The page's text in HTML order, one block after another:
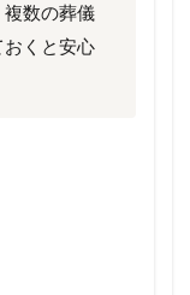
数の葬儀
くと安心